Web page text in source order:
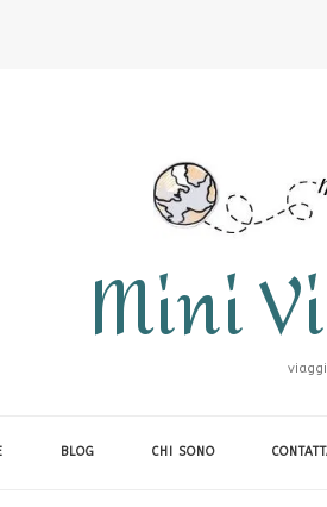
Mini
BLOG CHI SONO